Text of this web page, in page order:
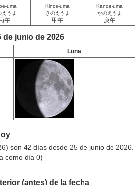
uma
えうま
午
Kinoe-uma
きのえうま
甲午
Kanoe-uma
かのえうま
庚午
de junio de 2026
Luna
son 42 días desde 25 de junio de 2026.
como día 0)
(antes) de la fecha